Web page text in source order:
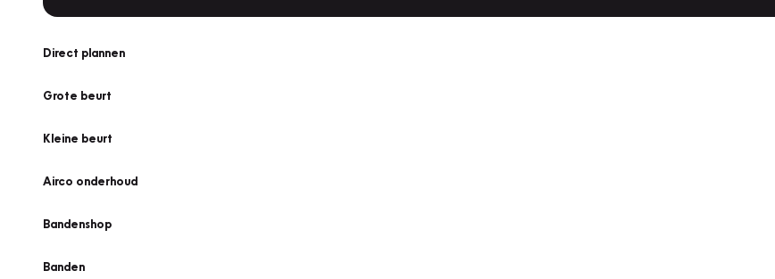
Direct plannen
Grote beurt
Kleine beurt
Airco onderhoud
Bandenshop
Banden